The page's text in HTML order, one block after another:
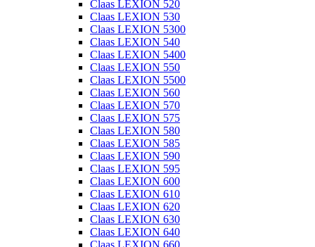
Claas LEXION 520
Claas LEXION 530
Claas LEXION 5300
Claas LEXION 540
Claas LEXION 5400
Claas LEXION 550
Claas LEXION 5500
Claas LEXION 560
Claas LEXION 570
Claas LEXION 575
Claas LEXION 580
Claas LEXION 585
Claas LEXION 590
Claas LEXION 595
Claas LEXION 600
Claas LEXION 610
Claas LEXION 620
Claas LEXION 630
Claas LEXION 640
Claas LEXION 660